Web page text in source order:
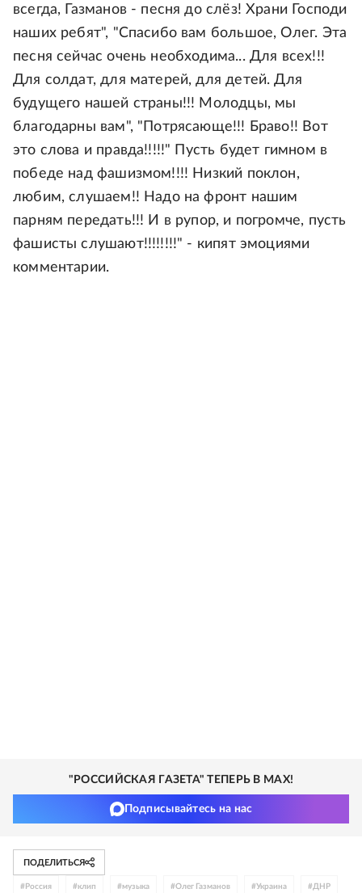
всегда, Газманов - песня до слёз! Храни Господи
наших ребят", "Спасибо вам большое, Олег. Эта
песня сейчас очень необходима... Для всех!!!
Для солдат, для матерей, для детей. Для
будущего нашей страны!!! Молодцы, мы
благодарны вам", "Потрясающе!!! Браво!! Вот
это слова и правда!!!!!" Пусть будет гимном в
победе над фашизмом!!!! Низкий поклон,
любим, слушаем!! Надо на фронт нашим
парням передать!!! И в рупор, и погромче, пусть
фашисты слушают!!!!!!!!" - кипят эмоциями
комментарии.
"РОССИЙСКАЯ ГАЗЕТА" ТЕПЕРЬ В MAX!
Подписывайтесь на нас
ПОДЕЛИТЬСЯ
# Россия #клип #музыка #Олег Газманов #Украина #ДНР